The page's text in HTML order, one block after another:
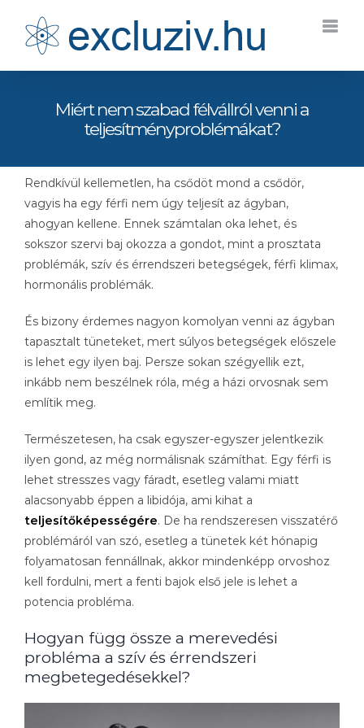
Miért nem szabad félvállról venni a
teljesítményproblémákat?
Rendkívül kellemetlen, ha csődöt mond a csődör,
vagyis ha egy férfi nem úgy teljesít az ágyban,
ahogyan kellene. Ennek számtalan oka lehet, és
sokszor szervi baj okozza a gondot, mint a prosztata
problémák, szív és érrendszeri betegségek, férfi klimax,
hormonális problémák.
És bizony érdemes nagyon komolyan venni az ágyban
tapasztalt tüneteket, mert súlyos betegségek előszele
is lehet egy ilyen baj. Persze sokan szégyellik ezt,
inkább nem beszélnek róla, még a házi orvosnak sem
említik meg.
Természetesen, ha csak egyszer-egyszer jelentkezik
ilyen gond, az még normálisnak számíthat. Egy férfi is
lehet stresszes vagy fáradt, esetleg valami miatt
alacsonyabb éppen a libidója, ami kihat a
teljesítőképességére. De ha rendszeresen visszatérő
problémáról van szó, esetleg a tünetek két hónapig
folyamatosan fennállnak, akkor mindenképp orvoshoz
kell fordulni, mert a fenti bajok első jele is lehet a
potencia probléma.
Hogyan függ össze a merevedési
probléma a szív és érrendszeri
megbetegedésekkel?